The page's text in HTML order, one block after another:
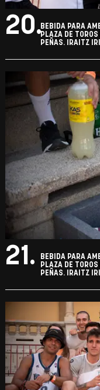
20.BEBIDA PARA
PLAZA DE
PEÑAS. IRAITZ
21.
BEBIDA PARA
PLAZA DE
PEÑAS. IRAITZ